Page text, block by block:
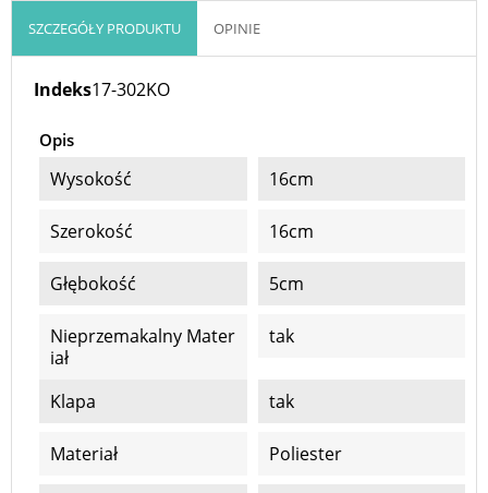
SZCZEGÓŁY PRODUKTU OPINIE
Indeks17-302KO
Opis
Wysokość 16cm
Szerokość 16cm
Głębokość 5cm
Nieprzemakalny Mater
Iał
tak
Klapa tak
Materiał Poliester